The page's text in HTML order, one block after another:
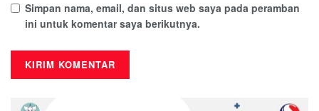
Simpan nama, email, dan situs web saya pada peramban
ini untuk komentar saya berikutnya.